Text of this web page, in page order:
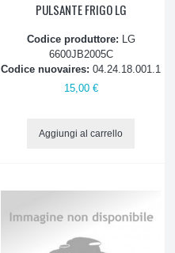
PULSANTE FRIGO LG
Codice produttore: LG
6600JB2005C
Codice nuovaires:04.24.18.001.1
15,00 €
Aggiungi al carrello